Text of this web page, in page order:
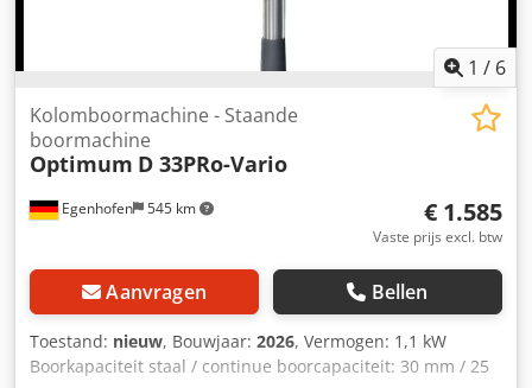
1 / 6
Egenhofen 545 km
Kolomboormachine - Staande
boormachine
Optimum D 33PRo-Vario
€ 1.585
Vaste prijs excl. btw
Aanvragen Bellen
Toestand: nieuw, Bouwjaar: 2026, Vermogen: 1,1 kW
Boorkapaciteit staal / continue boorcapaciteit: 30 mm / 25